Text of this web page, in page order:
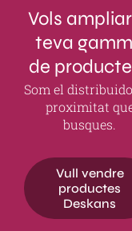
Vols
teva
de
Som el
proximitat
busques.
Vull vendre
productes
Deskans